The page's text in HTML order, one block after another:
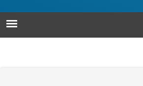
wyszukiwania